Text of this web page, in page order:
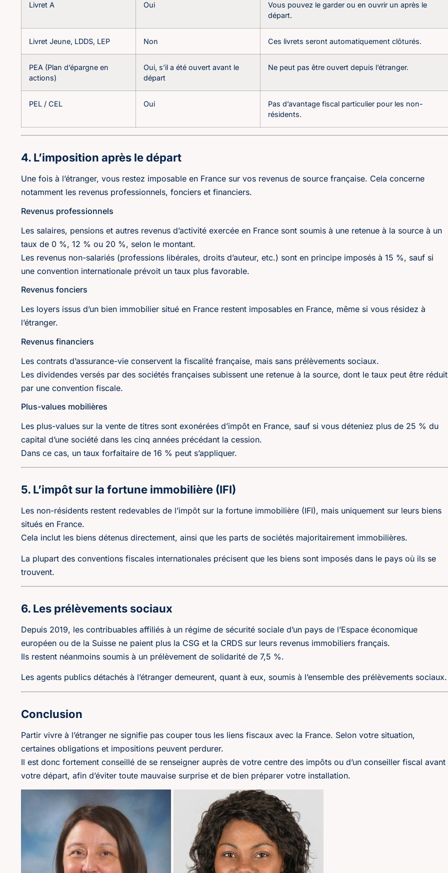
Livret A Oui
Vous pouvez le garder ou en ouvrir un après le
départ.
Livret Jeune, LDDS, LEP Non Ces livrets seront automatiquement clôturés.
PEA (Plan d’épargne en
actions)
Oui, s’il a été ouvert avant le
départ
Ne peut pas être ouvert depuis l’étranger.
PEL / CEL Oui
Pas d’avantage fiscal particulier pour les non-
résidents.
4. L’imposition après le départ
Une fois à l’étranger, vous restez imposable en France sur vos revenus de source française. Cela concerne
notamment les revenus professionnels, fonciers et financiers.
Revenus professionnels
Les salaires, pensions et autres revenus d’activité exercée en France sont soumis à une retenue à la source à un
taux de 0 %, 12 % ou 20 %, selon le montant.
Les revenus non-salariés (professions libérales, droits d’auteur, etc.) sont en principe imposés à 15 %, sauf si
une convention internationale prévoit un taux plus favorable.
Revenus fonciers
Les loyers issus d’un bien immobilier situé en France restent imposables en France, même si vous résidez à
l’étranger.
Revenus financiers
Les contrats d’assurance-vie conservent la fiscalité française, mais sans prélèvements sociaux.
Les dividendes versés par des sociétés françaises subissent une retenue à la source, dont le taux peut être réduit
par une convention fiscale.
Plus-values mobilières
Les plus-values sur la vente de titres sont exonérées d’impôt en France, sauf si vous déteniez plus de 25 % du
capital d’une société dans les cinq années précédant la cession.
Dans ce cas, un taux forfaitaire de 16 % peut s’appliquer.
5. L’impôt sur la fortune immobilière (IFI)
Les non-résidents restent redevables de l’impôt sur la fortune immobilière (IFI), mais uniquement sur leurs biens
situés en France.
Cela inclut les biens détenus directement, ainsi que les parts de sociétés majoritairement immobilières.
La plupart des conventions fiscales internationales précisent que les biens sont imposés dans le pays où ils se
trouvent.
6. Les prélèvements sociaux
Depuis 2019, les contribuables affiliés à un régime de sécurité sociale d’un pays de l’Espace économique
européen ou de la Suisse ne paient plus la CSG et la CRDS sur leurs revenus immobiliers français.
Ils restent néanmoins soumis à un prélèvement de solidarité de 7,5 %.
Les agents publics détachés à l’étranger demeurent, quant à eux, soumis à l’ensemble des prélèvements sociaux.
Conclusion
Partir vivre à l’étranger ne signifie pas couper tous les liens fiscaux avec la France. Selon votre situation,
certaines obligations et impositions peuvent perdurer.
Il est donc fortement conseillé de se renseigner auprès de votre centre des impôts ou d’un conseiller fiscal avant
votre départ, afin d’éviter toute mauvaise surprise et de bien préparer votre installation.